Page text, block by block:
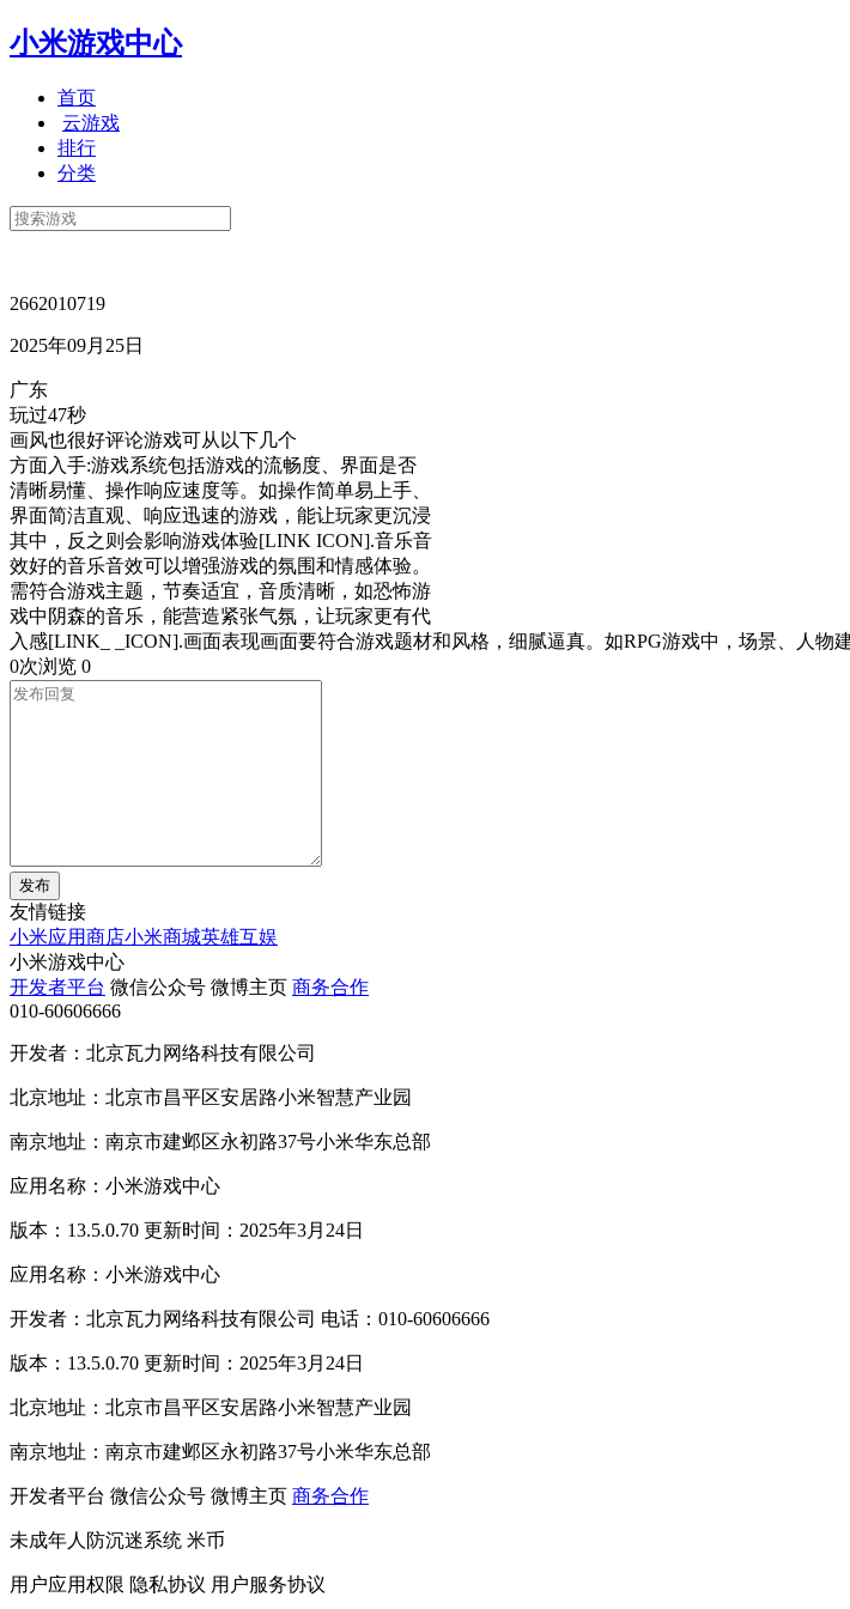
小米游戏中心
首页
云游戏
排行
分类
2662010719
2025年09月25日
广东
玩过47秒
画风也很好评论游戏可从以下几个
方面入手:游戏系统包括游戏的流畅度、界面是否
清晰易懂、操作响应速度等。如操作简单易上手、
界面简洁直观、响应迅速的游戏，能让玩家更沉浸
其中，反之则会影响游戏体验[LINK ICON].音乐音
效好的音乐音效可以增强游戏的氛围和情感体验。
需符合游戏主题，节奏适宜，音质清晰，如恐怖游
戏中阴森的音乐，能营造紧张气氛，让玩家更有代
入感[LINK_ _ICON].画面表现画面要符合游戏题材和风格，细腻逼真。如RPG游戏中，场景、人物
0次浏览 0
发布
友情链接
小米应用商店小米商城英雄互娱
小米游戏中心
开发者平台 微信公众号 微博主页 商务合作
010-60606666
开发者：北京瓦力网络科技有限公司
北京地址：北京市昌平区安居路小米智慧产业园
南京地址：南京市建邺区永初路37号小米华东总部
应用名称：小米游戏中心
版本：13.5.0.70 更新时间：2025年3月24日
应用名称：小米游戏中心
开发者：北京瓦力网络科技有限公司 电话：010-60606666
版本：13.5.0.70 更新时间：2025年3月24日
北京地址：北京市昌平区安居路小米智慧产业园
南京地址：南京市建邺区永初路37号小米华东总部
开发者平台 微信公众号 微博主页 商务合作
未成年人防沉迷系统 米币
用户应用权限 隐私协议 用户服务协议